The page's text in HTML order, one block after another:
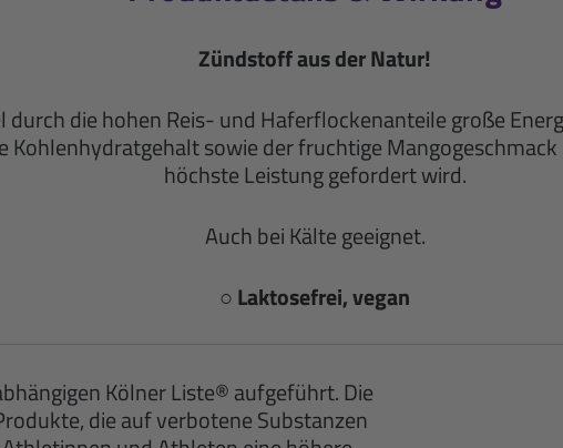
Zündstoff aus der Natur!
die hohen Reis- und Haferflockenanteile große
Kohlenhydratgehalt sowie der fruchtige
höchste Leistung gefordert wird.
Auch bei Kälte geeignet.
○ Laktosefrei, vegan
Kölner Liste® aufgeführt. Die
die auf verbotene Substanzen